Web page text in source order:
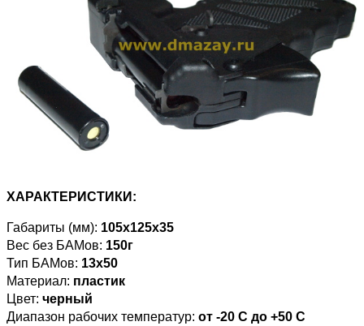
ХАРАКТЕРИСТИКИ:
Габариты (мм): 105х125х35
Вес без БАМов: 150г
Тип БАМов: 13х50
Материал: пластик
Цвет: черный
Диапазон рабочих температур: от -20 С до +50 С